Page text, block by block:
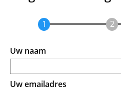
Uw naam
Uw emailadres